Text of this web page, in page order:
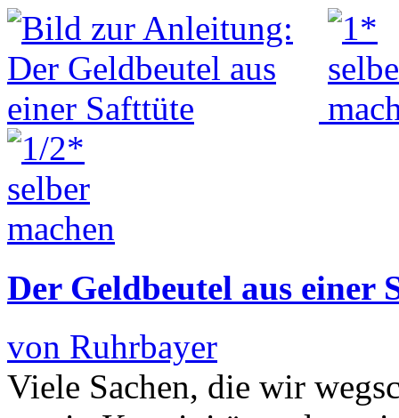
Der Geldbeutel aus einer
von Ruhrbayer
Viele Sachen, die wir